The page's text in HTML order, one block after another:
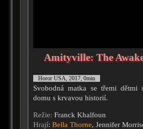
Amityville: The
Horor USA, 2017, 0min
Svobodná matka se třemi dětmi
domu s krvavou historií.
Režie: Franck Khalfoun
Hrají: Bella Thorne, Jennifer